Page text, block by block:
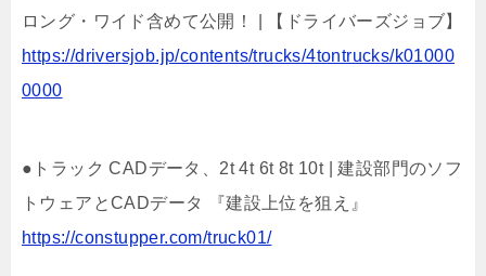
ロング・ワイド含めて公開！ | 【ドライバーズジョブ】
https://driversjob.jp/contents/trucks/4tontrucks/k01000
0000
●トラック CADデータ、2t 4t 6t 8t 10t | 建設部門のソフ
トウェアとCADデータ 『建設上位を狙え』
https://constupper.com/truck01/